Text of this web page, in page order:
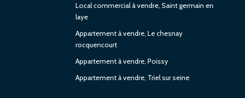
Local commercial à vendre, Saint germain en
laye
Appartement à vendre, Le chesnay
rocquencourt
Appartement à vendre, Poissy
Appartement à vendre, Triel sur seine